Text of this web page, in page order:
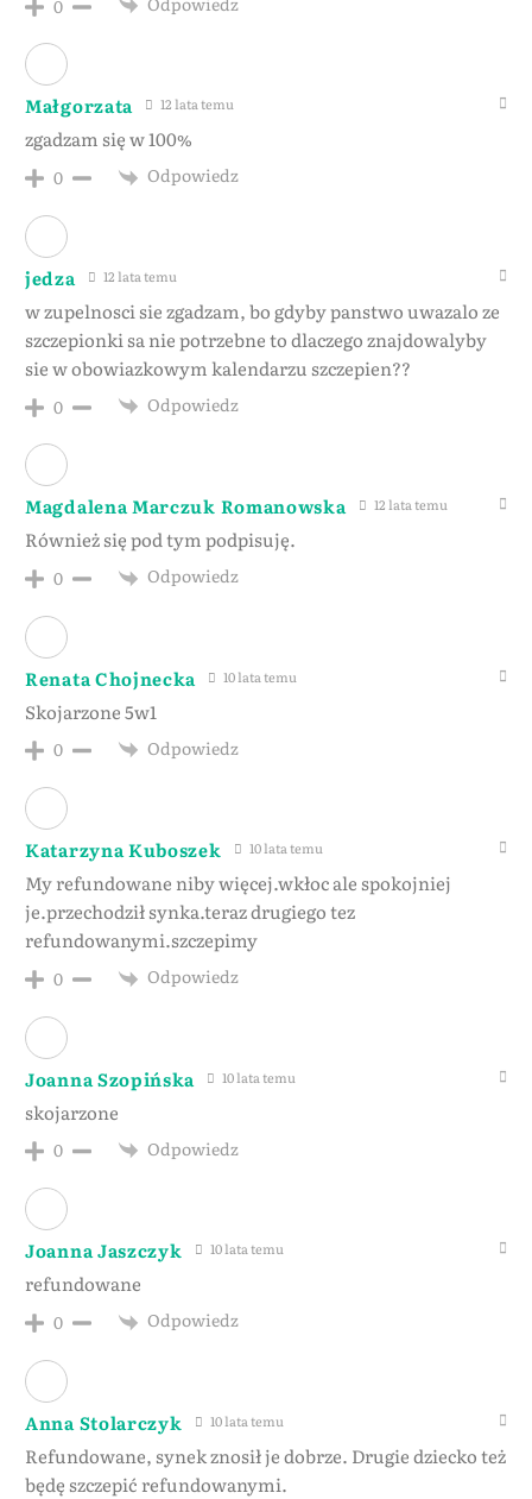
0
Małgorzata 12 lata temu
zgadzam się w 100%
0 Odpowiedz
jedza 12 lata temu
w zupelnosci sie zgadzam, bo gdyby panstwo uwazalo ze
szczepionki sa nie potrzebne to dlaczego znajdowalyby
sie w obowiazkowym kalendarzu szczepien??
0 Odpowiedz
Magdalena Marczuk Romanowska 12 lata temu
Również się pod tym podpisuję.
0 Odpowiedz
Renata Chojnecka 10 lata temu
Skojarzone 5w1
0 Odpowiedz
Katarzyna Kuboszek 10 lata temu
My refundowane niby więcej.wkłoc ale spokojniej
je.przechodził synka.teraz drugiego tez
refundowanymi.szczepimy
0 Odpowiedz
Joanna Szopińska 10 lata temu
skojarzone
0 Odpowiedz
Joanna Jaszczyk 10 lata temu
refundowane
0 Odpowiedz
Anna Stolarczyk 10 lata temu
Refundowane, synek znosił je dobrze. Drugie dziecko też
będę szczepić refundowanymi.